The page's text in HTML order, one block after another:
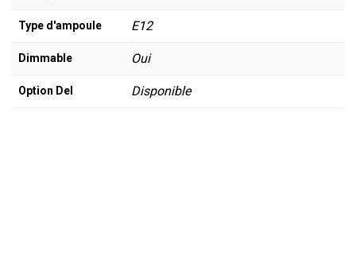
Type d'ampoule E12
Dimmable Oui
Option Del Disponible